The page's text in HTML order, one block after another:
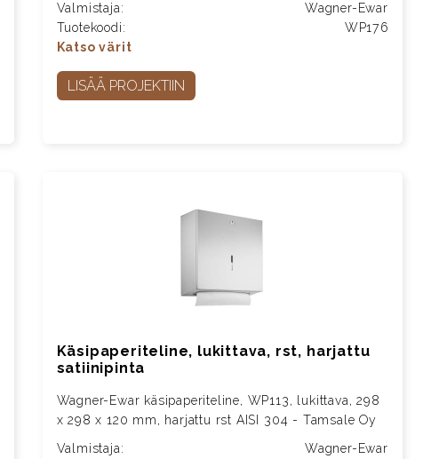
Valmistaja:
Wagner-Ewar
Tuotekoodi:
WP176
Katso värit
LISÄÄ PROJEKTIIN
Käsipaperiteline, lukittava, rst, harjattu
satiinipinta
Wagner-Ewar käsipaperiteline, WP113, lukittava, 298
x 298 x 120 mm, harjattu rst AISI 304 - Tamsale Oy
Valmistaja:
Wagner-Ewar